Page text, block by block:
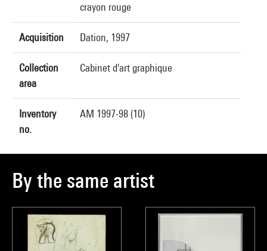
crayon rouge
Acquisition Dation, 1997
Collection
area
Cabinet d'art graphique
Inventory
no.
AM 1997-98 (10)
By the same artist